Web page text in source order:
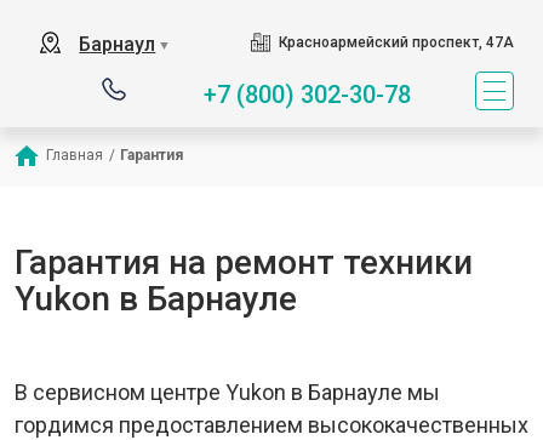
Барнаул ▼ Красноармейский проспект, 47А
+7 (800) 302-30-78
Главная / Гарантия
Гарантия на ремонт техники
Yukon в Барнауле
В сервисном центре Yukon в Барнауле мы
гордимся предоставлением высококачественных